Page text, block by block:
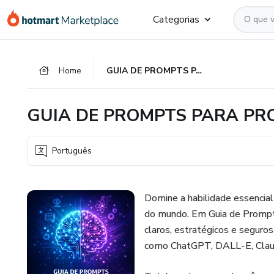
para
para
para
Categorias
Home GUIA DE PROMPTS PARA PROJETOS COM IA
GUIA DE PROMPTS PARA
Português
Domine a habilidade
do mundo. Em Guia de
claros, estratégicos e
como ChatGPT, DALL‑E,